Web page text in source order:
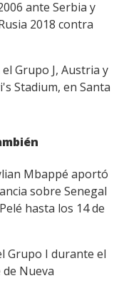
ante Serbia y
2018 contra
Grupo J, Austria y
Stadium, en Santa
Mbappé aportó
sobre Senegal
hasta los 14 de
Grupo I durante el
Nueva